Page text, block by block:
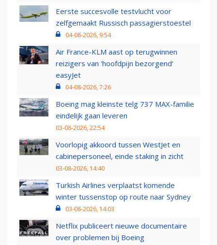
Eerste succesvolle testvlucht voor
zelfgemaakt Russisch passagierstoestel
04-08-2026, 9:54
Air France-KLM aast op terugwinnen
reizigers van ‘hoofdpijn bezorgend’
easyJet
04-08-2026, 7:26
Boeing mag kleinste telg 737 MAX-familie
eindelijk gaan leveren
03-08-2026, 22:54
Voorlopig akkoord tussen WestJet en
cabinepersoneel, einde staking in zicht
03-08-2026, 14:40
Turkish Airlines verplaatst komende
winter tussenstop op route naar Sydney
03-08-2026, 14:03
Netflix publiceert nieuwe documentaire
over problemen bij Boeing